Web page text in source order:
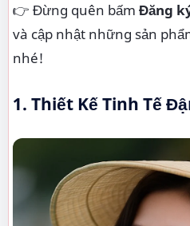
👉 Đừng quên bấm Đăng
và cập nhật những sản
nhé!
1. Thiết Kế Tinh Tế